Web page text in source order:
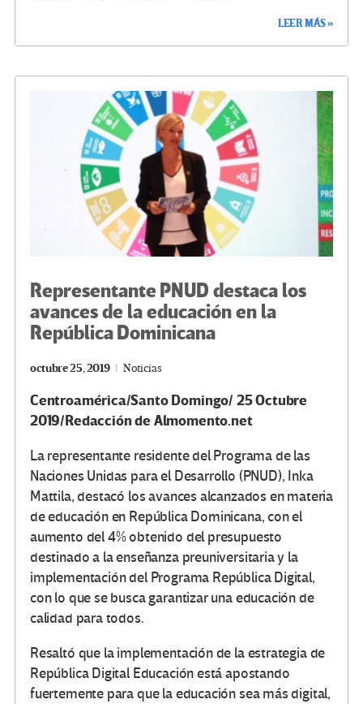
m n
ar
tir
LEER MÁS »
Representante PNUD destaca los
avances de la educación en la
República Dominicana
octubre 25, 2019 Noticias
Centroamérica/Santo Domingo/ 25 Octubre
2019/Redacción de Almomento.net
La representante residente del Programa de las
Naciones Unidas para el Desarrollo (PNUD), Inka
Mattila, destacó los avances alcanzados en materia
de educación en República Dominicana, con el
aumento del 4% obtenido del presupuesto
destinado a la enseñanza preuniversitaria y la
implementación del Programa República Digital,
con lo que se busca garantizar una educación de
calidad para todos.
Resaltó que la implementación de la estrategia de
República Digital Educación está apostando
fuertemente para que la educación sea más digital,